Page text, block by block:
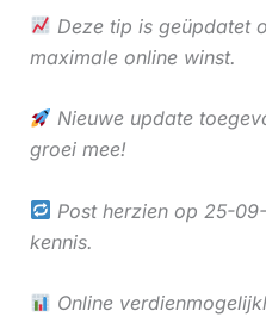
Deze tip is geüpdatet
maximale online winst.
Nieuwe update
groei mee!
Post herzien op 25-
kennis.
Online